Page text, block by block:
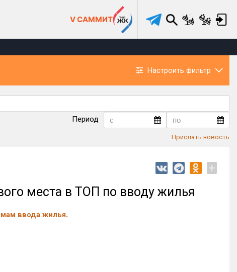
V САММИТ
Настроить фильтр
Период
Прислать новость
+
места в ТОП по вводу жилья
ввода жилья.